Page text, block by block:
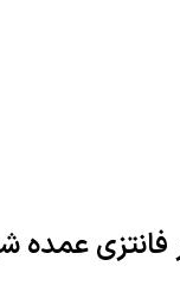
فانتزی عمده